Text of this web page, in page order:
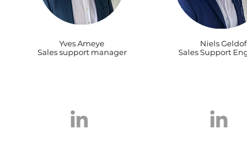
Yves Ameye
Sales support manager
Niels Geldof
Sales Support